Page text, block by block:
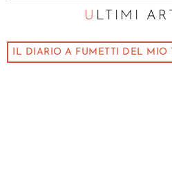
ULTIMI
IL DIARIO A FUMETTI DEL MIO